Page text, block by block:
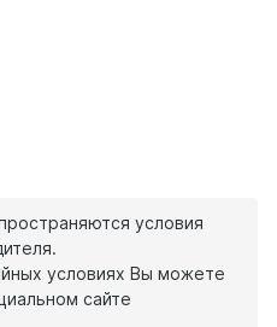
условия
условиях Вы можете
сайте